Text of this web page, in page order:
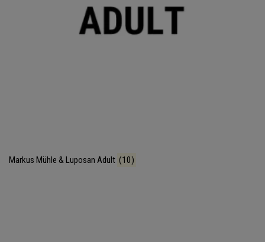
Markus Mühle & Luposan Adult (10)